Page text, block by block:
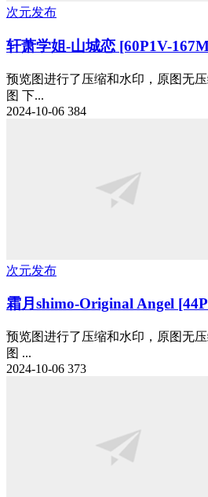
次元发布
轩萧学姐-山城恋 [60P1V-
预览图进行了压缩和水印，原图无
图 下...
2024-10-06 384
次元发布
霜月shimo-Original Angel
预览图进行了压缩和水印，原图无
图 ...
2024-10-06 373